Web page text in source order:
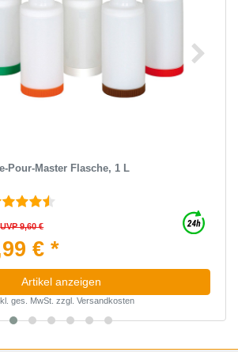
Pour-Master Flasche, 1 L
UVP 9,60 €
€ *
Artikel anzeigen
ges. MwSt. zzgl. Versandkosten